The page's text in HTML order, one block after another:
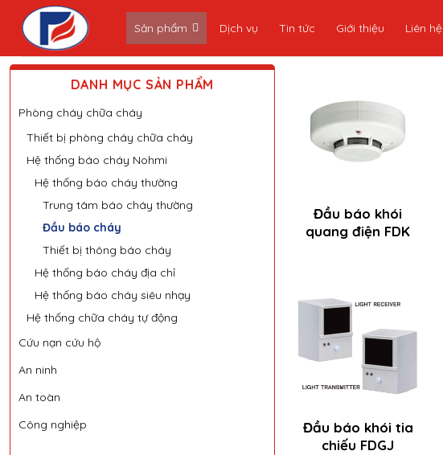
content
Sản phẩm Dịch vụ Tin tức Giới thiệu Liên hệ
DANH MỤC SẢN PHẨM
Phòng cháy chữa cháy
Thiết bị phòng cháy chữa cháy
Hệ thống báo cháy Nohmi
Hệ thống báo cháy thường
Trung tâm báo cháy thường
Đầu báo cháy
Thiết bị thông báo cháy
Hệ thống báo cháy địa chỉ
Hệ thống báo cháy siêu nhạy
Hệ thống chữa cháy tự động
Cứu nạn cứu hộ
An ninh
An toàn
Công nghiệp
Đầu báo khói
quang điện FDK
Đầu báo khói tia
chiếu FDGJ